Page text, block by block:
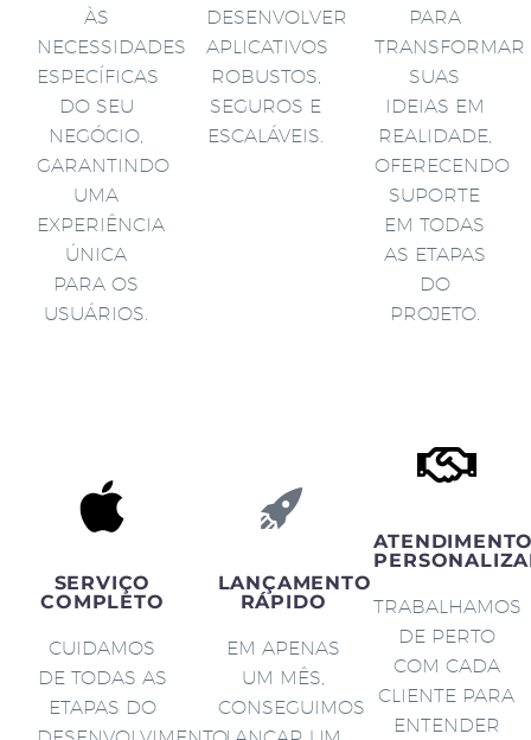
ÀS
NECESSIDADES
ESPECÍFICAS
DO SEU
NEGÓCIO,
GARANTINDO
UMA
EXPERIÊNCIA
ÚNICA
PARA OS
USUÁRIOS.
DESENVOLVER
APLICATIVOS
ROBUSTOS,
SEGUROS E
ESCALÁVEIS.
PARA
TRANSFORMAR
SUAS
IDEIAS EM
REALIDADE,
OFERECENDO
SUPORTE
EM TODAS
AS ETAPAS
DO
PROJETO.
SERVIÇO
COMPLETO
CUIDAMOS
DE TODAS AS
ETAPAS DO
LANÇAMENTO
RÁPIDO
EM APENAS
UM MÊS,
CONSEGUIMOS
TRABALHAMOS
DE PERTO
COM CADA
CLIENTE PARA
ENTENDER